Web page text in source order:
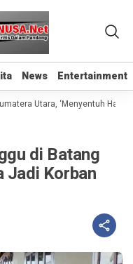
News Entertainment
News Entertainment
Utara, ‘Menyentuh Hati
di Batang
Jadi Korban